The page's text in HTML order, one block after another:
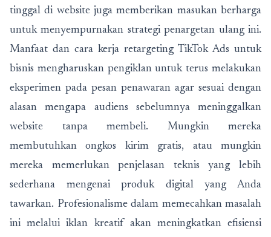
tinggal di website juga memberikan masukan berharga
untuk menyempurnakan strategi penargetan ulang ini.
Manfaat dan cara kerja retargeting TikTok Ads untuk
bisnis mengharuskan pengiklan untuk terus melakukan
eksperimen pada pesan penawaran agar sesuai dengan
alasan mengapa audiens sebelumnya meninggalkan
website tanpa membeli. Mungkin mereka
membutuhkan ongkos kirim gratis, atau mungkin
mereka memerlukan penjelasan teknis yang lebih
sederhana mengenai produk digital yang Anda
tawarkan. Profesionalisme dalam memecahkan masalah
ini melalui iklan kreatif akan meningkatkan efisiensi